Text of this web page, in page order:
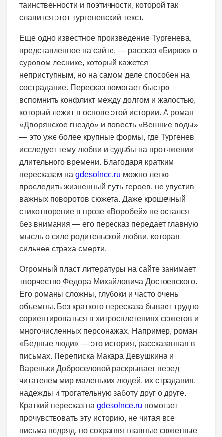
таинственности и поэтичности, которой так
славится этот тургеневский текст.
Еще одно известное произведение Тургенева,
представленное на сайте, — рассказ «Бирюк» о
суровом леснике, который кажется
неприступным, но на самом деле способен на
сострадание. Пересказ помогает быстро
вспомнить конфликт между долгом и жалостью,
который лежит в основе этой истории. А роман
«Дворянское гнездо» и повесть «Вешние воды»
— это уже более крупные формы, где Тургенев
исследует тему любви и судьбы на протяжении
длительного времени. Благодаря кратким
пересказам на gdesolnce.ru можно легко
проследить жизненный путь героев, не упустив
важных поворотов сюжета. Даже крошечный
стихотворение в прозе «Воробей» не остался
без внимания — его пересказ передает главную
мысль о силе родительской любви, которая
сильнее страха смерти.
Огромный пласт литературы на сайте занимает
творчество Федора Михайловича Достоевского.
Его романы сложны, глубоки и часто очень
объемны. Без краткого пересказа бывает трудно
сориентироваться в хитросплетениях сюжетов и
многочисленных персонажах. Например, роман
«Бедные люди» — это история, рассказанная в
письмах. Переписка Макара Девушкина и
Вареньки Доброселовой раскрывает перед
читателем мир маленьких людей, их страдания,
надежды и трогательную заботу друг о друге.
Краткий пересказ на gdesolnce.ru помогает
прочувствовать эту историю, не читая все
письма подряд, но сохраняя главные сюжетные